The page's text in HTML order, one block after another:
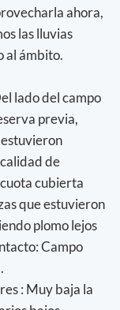
ahora,
las lluvias
al ámbito.
lado del campo
previa,
de
cubierta
que estuvieron
plomo lejos
Campo
: Muy baja la